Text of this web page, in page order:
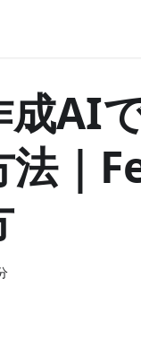
成AI
法｜